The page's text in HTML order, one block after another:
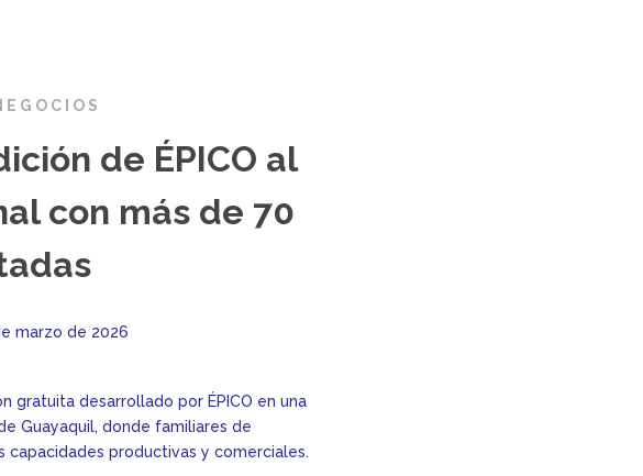
de ÉPICO al
con más de 70
marzo de 2026
gratuita desarrollado por ÉPICO en una
Guayaquil, donde familiares de
productivas y comerciales.